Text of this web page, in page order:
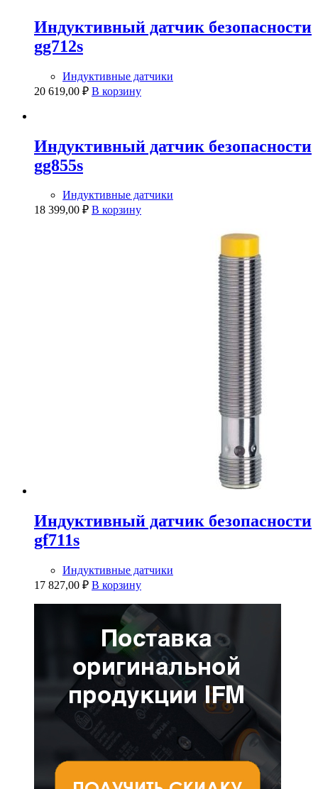
Индуктивный датчик безопасности
gg712s
Индуктивные датчики
20 619,00 ₽ В корзину
Индуктивный датчик безопасности
gg855s
Индуктивные датчики
18 399,00 ₽ В корзину
Индуктивный датчик безопасности
gf711s
Индуктивные датчики
17 827,00 ₽ В корзину